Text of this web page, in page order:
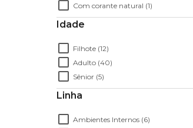
Com corante natural (1)
Idade
Filhote (12)
Adulto (40)
Sênior (5)
Linha
Ambientes Internos (6)